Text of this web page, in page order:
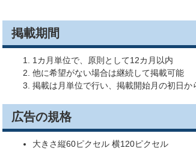
掲載期間
1カ月単位で、原則として12カ月以内
他に希望がない場合は継続して掲載可能
掲載は月単位で行い、掲載開始月の初日か
広告の規格
大きさ縦60ピクセル 横120ピクセル